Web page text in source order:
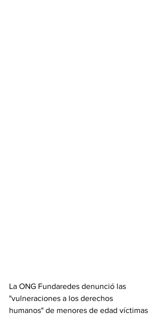
La ONG Fundaredes denunció las
"vulneraciones a los derechos
humanos" de menores de edad víctimas